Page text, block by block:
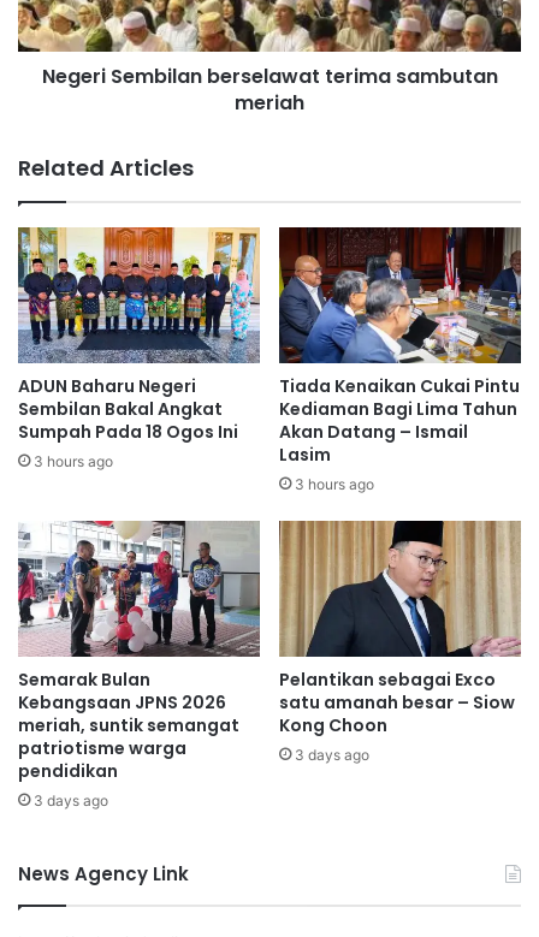
k
a
k
a
t
i
d
a
k
m
h
u
p
m
o
h
o
n
a
n
g
a
g
a
l
e
m
n
b
e
r
s
e
l
a
w
a
t
t
i
m
a
s
a
m
b
u
t
a
n
m
i
a
h
Negeri Sembilan berselawat terima sambutan
meriah
Related Articles
ADUN Baharu Negeri
Sembilan Bakal Angkat
Sumpah Pada 18 Ogos Ini
3 hours ago
Tiada Kenaikan Cukai Pintu
Kediaman Bagi Lima Tahun
Akan Datang – Ismail
Lasim
3 hours ago
Semarak Bulan
Kebangsaan JPNS 2026
meriah, suntik semangat
patriotisme warga
pendidikan
3 days ago
Pelantikan sebagai Exco
satu amanah besar – Siow
Kong Choon
3 days ago
News Agency Link